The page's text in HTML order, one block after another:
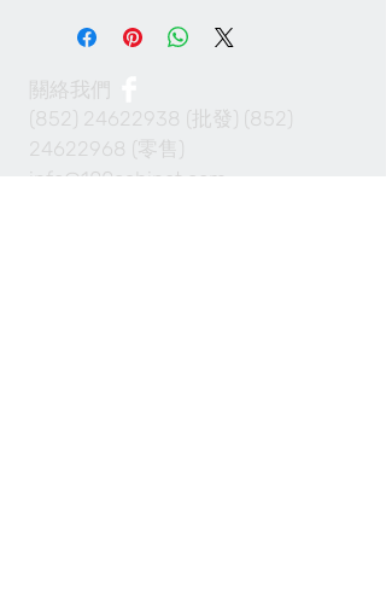
關絡我們
(852) 24622938 (批發) (852)
24622968 (零售)
info@100cabinet.com